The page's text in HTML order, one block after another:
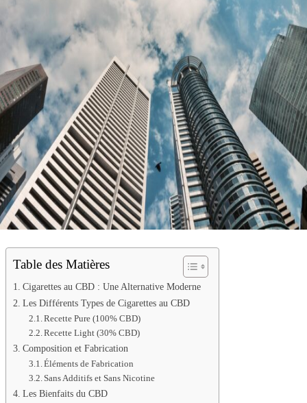
Table des Matières
Cigarettes au CBD : Une Alternative Moderne
Les Différents Types de Cigarettes au CBD
Recette Pure (100% CBD)
Recette Light (30% CBD)
Composition et Fabrication
Éléments de Fabrication
Sans Additifs et Sans Nicotine
Les Bienfaits du CBD